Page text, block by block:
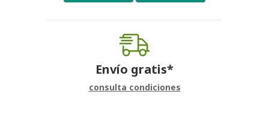
Envío gratis*
consulta condiciones